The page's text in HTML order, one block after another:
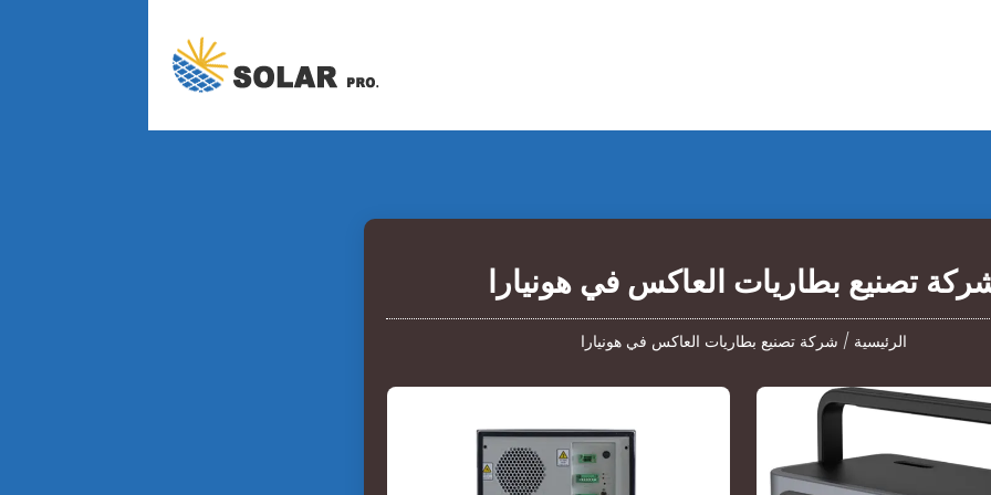
تصنيع بطاريات العاكس في هونيارا
الرئيسية / شركة تصنيع بطاريات العاكس في هونيارا